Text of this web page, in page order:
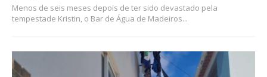
Menos de seis meses depois de ter sido devastado pela
tempestade Kristin, o Bar de Água de Madeiros...